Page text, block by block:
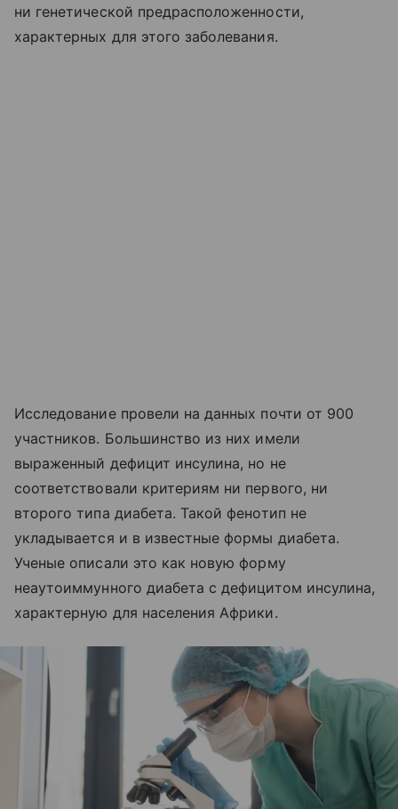
ни генетической предрасположенности,
характерных для этого заболевания.
Исследование провели на данных почти от 900
участников. Большинство из них имели
выраженный дефицит инсулина, но не
соответствовали критериям ни первого, ни
второго типа диабета. Такой фенотип не
укладывается и в известные формы диабета.
Ученые описали это как новую форму
неаутоиммунного диабета с дефицитом инсулина,
характерную для населения Африки.